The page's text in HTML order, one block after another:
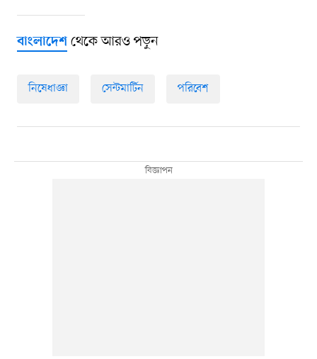
বাংলাদেশথেকে আরও পড়ুন
নিষেধাজ্ঞা সেন্টমার্টিন পরিবেশ